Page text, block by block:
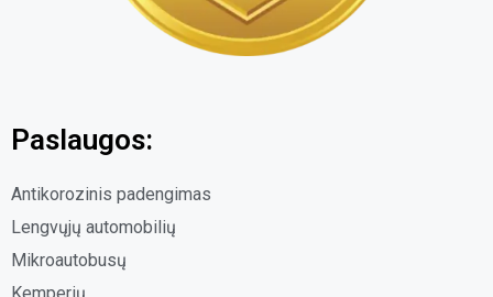
Paslaugos:
Antikorozinis padengimas
Lengvųjų automobilių
Mikroautobusų